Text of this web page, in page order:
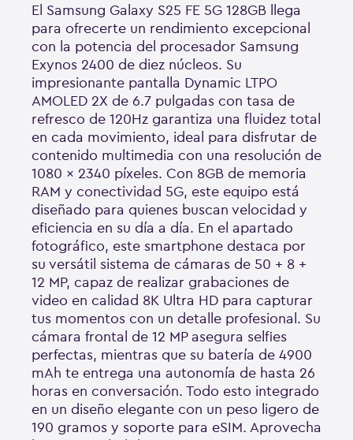
El Samsung Galaxy S25 FE 5G 128GB llega
para ofrecerte un rendimiento excepcional
con la potencia del procesador Samsung
Exynos 2400 de diez núcleos. Su
impresionante pantalla Dynamic LTPO
AMOLED 2X de 6.7 pulgadas con tasa de
refresco de 120Hz garantiza una fluidez total
en cada movimiento, ideal para disfrutar de
contenido multimedia con una resolución de
1080 x 2340 píxeles. Con 8GB de memoria
RAM y conectividad 5G, este equipo está
diseñado para quienes buscan velocidad y
eficiencia en su día a día. En el apartado
fotográfico, este smartphone destaca por
su versátil sistema de cámaras de 50 + 8 +
12 MP, capaz de realizar grabaciones de
video en calidad 8K Ultra HD para capturar
tus momentos con un detalle profesional. Su
cámara frontal de 12 MP asegura selfies
perfectas, mientras que su batería de 4900
mAh te entrega una autonomía de hasta 26
horas en conversación. Todo esto integrado
en un diseño elegante con un peso ligero de
190 gramos y soporte para eSIM. Aprovecha